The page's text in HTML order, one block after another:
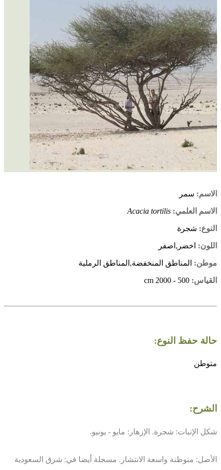
الاسم: سمر
الاسم العلمي: Acacia tortilis
النوع: شجرة
اللون: اخضر,اصفر
موطن: المناطق المنخفضة,المناطق الرملية
القياس:
حالة حفظ النوع:
متوطن
الشرح:
شكل الإنبات: شجرة. الإزهار: مايو - يونيو.
الأصل: متوطنة واسعة الانتشار. مسجلة أيضا في: شرق السعودية